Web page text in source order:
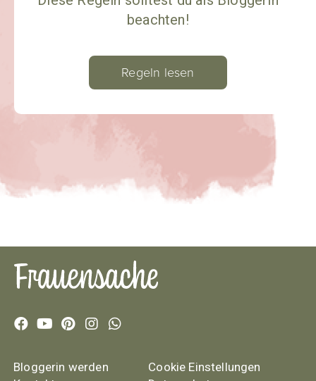
beachten!
Regeln lesen
Bloggerin werden
Cookie Einstellungen